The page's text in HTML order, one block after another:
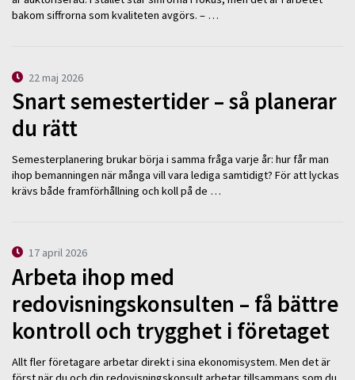
bakom siffrorna som kvaliteten avgörs. – …
22 maj 2026
Snart semestertider – så planerar
du rätt
Semesterplanering brukar börja i samma fråga varje år: hur får man
ihop bemanningen när många vill vara lediga samtidigt? För att lyckas
krävs både framförhållning och koll på de …
17 april 2026
Arbeta ihop med
redovisningskonsulten – få bättre
kontroll och trygghet i företaget
Allt fler företagare arbetar direkt i sina ekonomisystem. Men det är